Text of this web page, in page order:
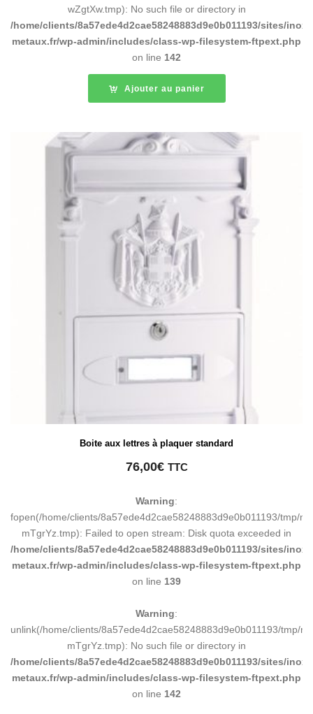
wZgtXw.tmp): No such file or directory in
/home/clients/8a57ede4d2cae58248883d9e0b011193/sites/inox-
metaux.fr/wp-admin/includes/class-wp-filesystem-ftpext.php
on line 142
Ajouter au panier
Boite aux lettres à plaquer standard
76,00€ TTC
Warning:
fopen(/home/clients/8a57ede4d2cae58248883d9e0b011193/tmp/
mTgrYz.tmp): Failed to open stream: Disk quota exceeded in
/home/clients/8a57ede4d2cae58248883d9e0b011193/sites/inox-
metaux.fr/wp-admin/includes/class-wp-filesystem-ftpext.php
on line 139
Warning:
unlink(/home/clients/8a57ede4d2cae58248883d9e0b011193/tmp/
mTgrYz.tmp): No such file or directory in
/home/clients/8a57ede4d2cae58248883d9e0b011193/sites/inox-
metaux.fr/wp-admin/includes/class-wp-filesystem-ftpext.php
on line 142